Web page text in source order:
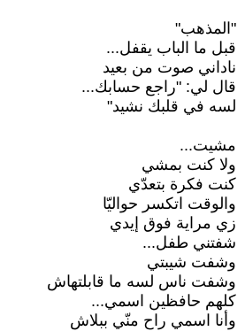
"المذهب"
قبل ما الباب يقفل...
ناداني صوت من بعيد
قال لي: "راجع حسابك...
لسه في قلبك نشيد"
مشيت...
ولا كنت بمشي
كنت فكرة بتعدّي
والوقت اتكسر حواليّا
زي مراية فوق إيدي
شفتني طفل...
وشفت شيبتي
وشفت ناس لسه ما قابلتهاش
كلهم حافظين اسمي...
وأنا اسمي راح منّي ببلاش